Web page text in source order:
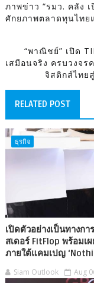
ภาพข่าว “รมว. คลัง
ศักยภาพตลาดทุนไทย
“พาณิชย์” เปิด
เสมือนจริง ครบวงจ
จิสติกส์ไทย
RELATED POST
ธุรกิจ
เปิดตัวอย่างเป็นทางก
สเดอร์ FitFlop พร้อม
ภายใต้แคมเปญ
Siam Outlook Aug